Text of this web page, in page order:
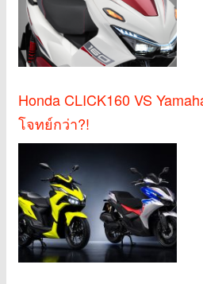
Honda CLICK160 VS
โจทย์กว่า?!